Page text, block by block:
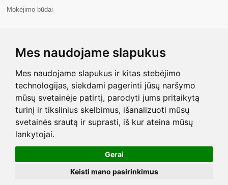
Mes naudojame slapukus
Mes naudojame slapukus ir kitas stebėjimo
technologijas, siekdami pagerinti jūsų naršymo
mūsų svetainėje patirtį, parodyti jums pritaikytą
turinį ir tikslinius skelbimus, išanalizuoti mūsų
svetainės srautą ir suprasti, iš kur ateina mūsų
lankytojai.
Gerai
Keisti mano pasirinkimus
Mokėjimo būdai
Apie mus
Copyright © 2026 Com+. Visos teisės saugomos.